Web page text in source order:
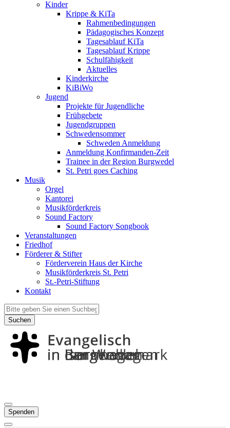
Kinder
Krippe & KiTa
Rahmenbedingungen
Pädagogisches Konzept
Tagesablauf KiTa
Tagesablauf Krippe
Schulfähigkeit
Aktuelles
Kinderkirche
KiBiWo
Jugend
Projekte für Jugendliche
Frühgebete
Jugendgruppen
Schwedensommer
Schweden Anmeldung
Anmeldung Konfirmanden-Zeit
Trainee in der Region Burgwedel
St. Petri goes Caching
Musik
Orgel
Kantorei
Musikförderkreis
Sound Factory
Sound Factory Songbook
Veranstaltungen
Friedhof
Förderer & Stifter
Förderverein Haus der Kirche
Musikförderkreis St. Petri
St.-Petri-Stiftung
Kontakt
Suchen
Spenden